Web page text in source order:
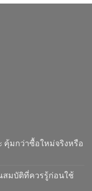
คุ้มกว่าซื้อใหม่จริงหรือ
สมบัติที่ควรรู้ก่อนใช้